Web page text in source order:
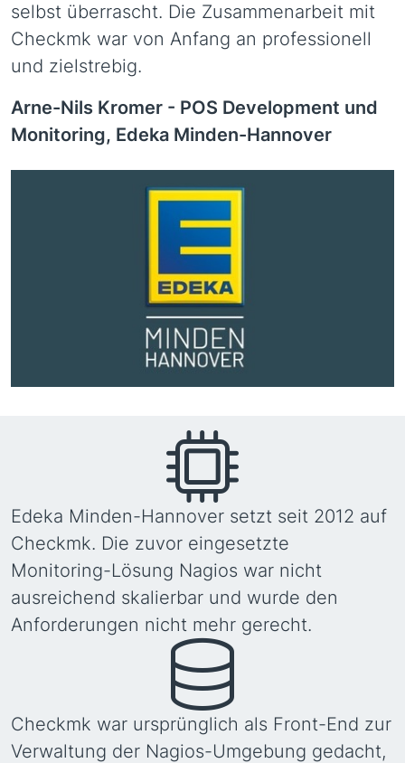
selbst überrascht. Die Zusammenarbeit mit
Checkmk war von Anfang an professionell
und zielstrebig.
Arne-Nils Kromer - POS Development und
Monitoring, Edeka Minden-Hannover
Edeka Minden-Hannover setzt seit 2012 auf
Checkmk. Die zuvor eingesetzte
Monitoring-Lösung Nagios war nicht
ausreichend skalierbar und wurde den
Anforderungen nicht mehr gerecht.
Checkmk war ursprünglich als Front-End zur
Verwaltung der Nagios-Umgebung gedacht,